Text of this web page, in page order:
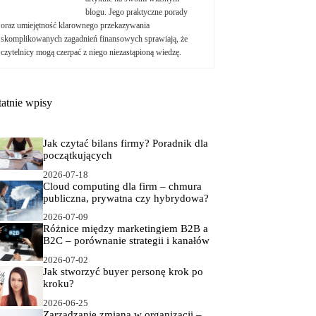
blogu. Jego praktyczne porady
oraz umiejętność klarownego przekazywania
skomplikowanych zagadnień finansowych sprawiają, że
czytelnicy mogą czerpać z niego niezastąpioną wiedzę.
wpisy
Jak czytać bilans firmy? Poradnik dla
początkujących
2026-07-18
Cloud computing dla firm – chmura
publiczna, prywatna czy hybrydowa?
2026-07-09
Różnice między marketingiem B2B a
B2C – porównanie strategii i kanałów
2026-07-02
Jak stworzyć buyer personę krok po
kroku?
2026-06-25